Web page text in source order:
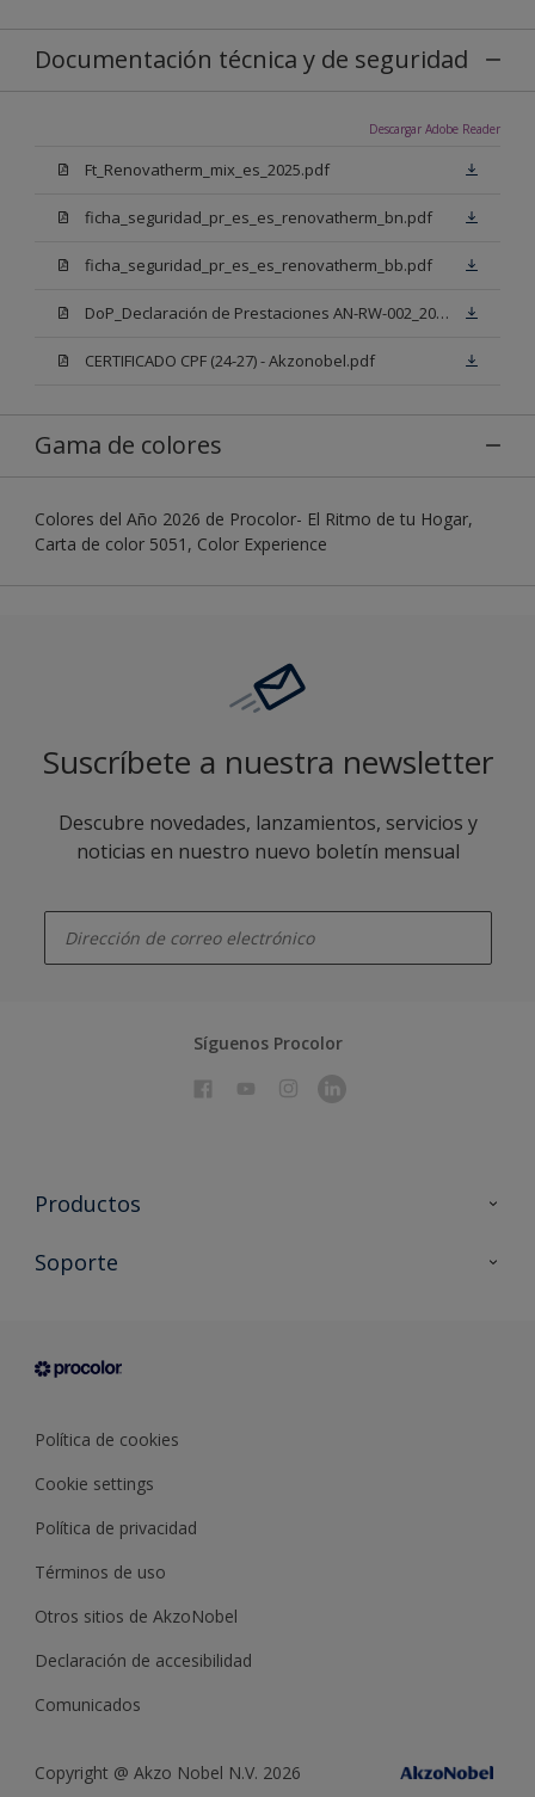
Documentación técnica y de seguridad
Descargar Adobe Reader
Ft_Renovatherm_mix_es_2025.pdf
ficha_seguridad_pr_es_es_renovatherm_bn.pdf
ficha_seguridad_pr_es_es_renovatherm_bb.pdf
DoP_Declaración de Prestaciones AN-RW-002_2025 Renovatherm Mix
CERTIFICADO CPF (24-27) - Akzonobel.pdf
Gama de colores
Colores del Año 2026 de Procolor- El Ritmo de tu Hogar,
Carta de color 5051, Color Experience
Suscríbete a nuestra newsletter
Descubre novedades, lanzamientos, servicios y
noticias en nuestro nuevo boletín mensual
Síguenos Procolor
Productos
Todos los productos
Condiciones generales de venta
Soporte
Sobre Procolor
Política de cookies
Cookie settings
Política de privacidad
Términos de uso
Otros sitios de AkzoNobel
Declaración de accesibilidad
Comunicados
Copyright @ Akzo Nobel N.V. 2026